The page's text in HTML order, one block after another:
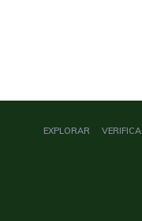
EXPLORAR